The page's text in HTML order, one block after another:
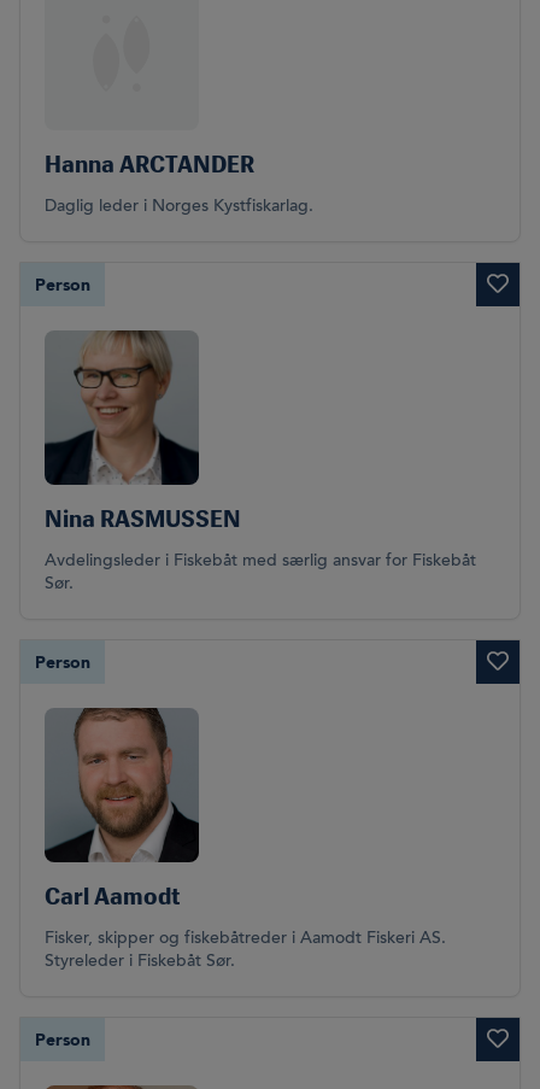
Hanna ARCTANDER
Daglig leder i Norges Kystfiskarlag.
Person
Nina RASMUSSEN
Avdelingsleder i Fiskebåt med særlig ansvar for Fiskebåt
Sør.
Person
Carl Aamodt
Fisker, skipper og fiskebåtreder i Aamodt Fiskeri AS.
Styreleder i Fiskebåt Sør.
Person